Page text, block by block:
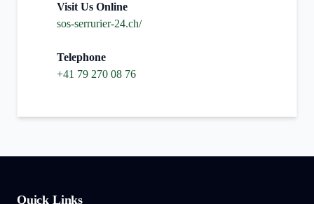
Visit Us Online
sos-serrurier-24.ch/
Telephone
+41 79 270 08 76
Quick Links